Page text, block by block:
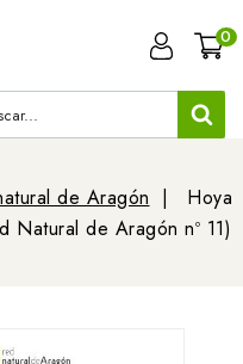
0
de Aragón
Hoya
de Aragón nº 11)